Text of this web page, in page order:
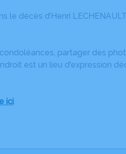
le décès d’Henri
partager des
est un lieu d'expression
ici.